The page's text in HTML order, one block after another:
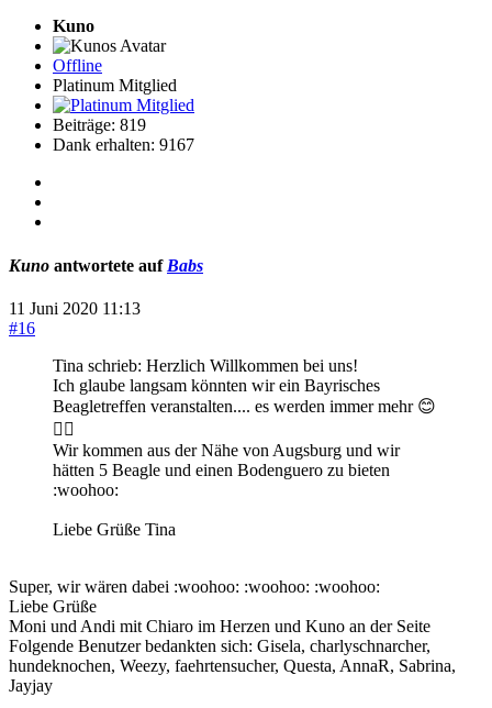
Kuno
Offline
Platinum Mitglied
Beiträge: 819
Dank erhalten: 9167
Kuno antwortete auf Babs
11 Juni 2020 11:13
#16
Tina schrieb: Herzlich Willkommen bei uns!
Ich glaube langsam könnten wir ein Bayrisches
Beagletreffen veranstalten.... es werden immer mehr 😊
👍🏻
Wir kommen aus der Nähe von Augsburg und wir
hätten 5 Beagle und einen Bodenguero zu bieten
:woohoo:
Liebe Grüße Tina
Super, wir wären dabei :woohoo: :woohoo: :woohoo:
Liebe Grüße
Moni und Andi mit Chiaro im Herzen und Kuno an der Seite
Folgende Benutzer bedankten sich: Gisela, charlyschnarcher,
hundeknochen, Weezy, faehrtensucher, Questa, AnnaR, Sabrina,
Jayjay